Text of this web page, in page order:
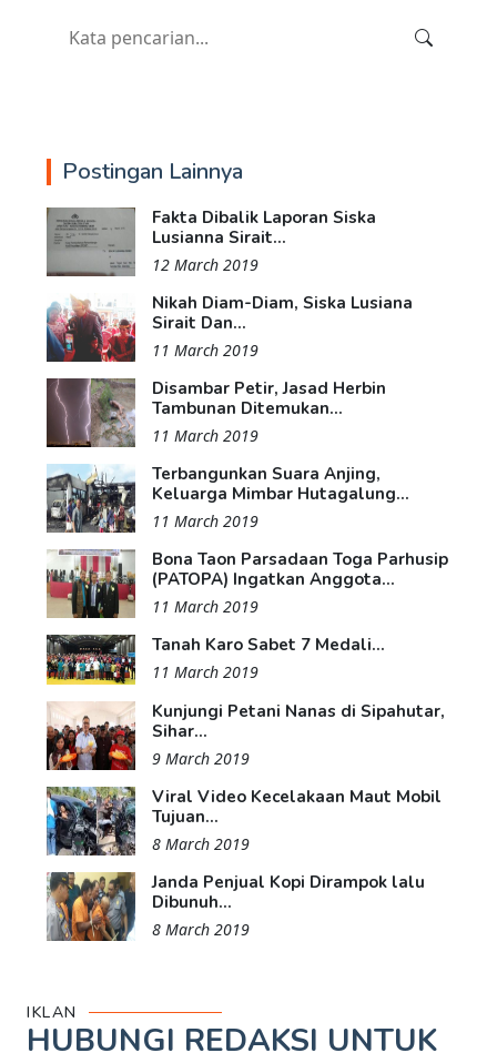
Postingan Lainnya
Fakta Dibalik Laporan Siska
Lusianna Sirait...
12 March 2019
Nikah Diam-Diam, Siska Lusiana
Sirait Dan...
11 March 2019
Disambar Petir, Jasad Herbin
Tambunan Ditemukan...
11 March 2019
Terbangunkan Suara Anjing,
Keluarga Mimbar Hutagalung...
11 March 2019
Bona Taon Parsadaan Toga Parhusip
(PATOPA) Ingatkan Anggota...
11 March 2019
Tanah Karo Sabet 7 Medali...
11 March 2019
Kunjungi Petani Nanas di Sipahutar,
Sihar...
9 March 2019
Viral Video Kecelakaan Maut Mobil
Tujuan...
8 March 2019
Janda Penjual Kopi Dirampok lalu
Dibunuh...
8 March 2019
IKLAN
HUBUNGI REDAKSI UNTUK